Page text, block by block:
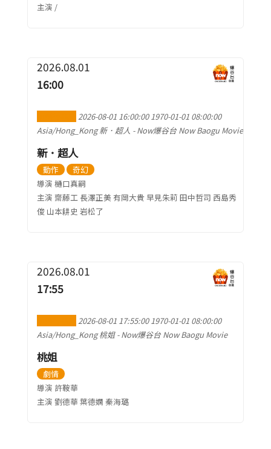
主演 /
2026.08.01
16:00
2026-08-01 16:00:00 1970-01-01 08:00:00
Asia/Hong_Kong 新．超人 - Now爆谷台 Now Baogu Movie
新．超人
動作
奇幻
導演 樋口真嗣
主演 齋藤工 長澤正美 有岡大貴 早見朱莉 田中哲司 西島秀
俊 山本耕史 岩松了
2026.08.01
17:55
2026-08-01 17:55:00 1970-01-01 08:00:00
Asia/Hong_Kong 桃姐 - Now爆谷台 Now Baogu Movie
桃姐
劇情
導演 許鞍華
主演 劉德華 葉德嫻 秦海璐